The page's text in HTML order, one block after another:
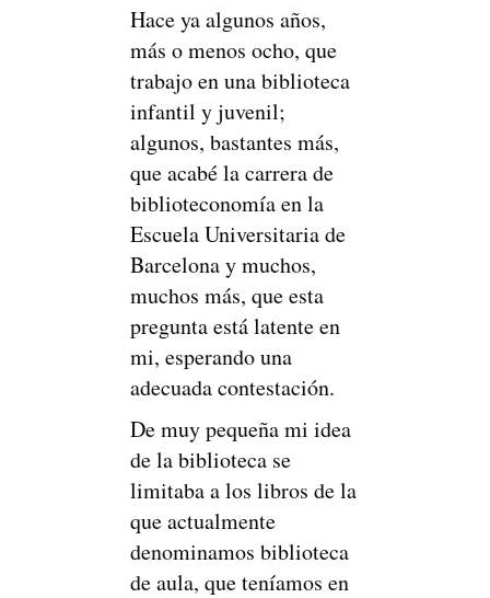
Hace ya algunos años,
más o menos ocho, que
trabajo en una biblioteca
infantil y juvenil;
algunos, bastantes más,
que acabé la carrera de
biblioteconomía en la
Escuela Universitaria de
Barcelona y muchos,
muchos más, que esta
pregunta está latente en
mi, esperando una
adecuada contestación.
De muy pequeña mi idea
de la biblioteca se
limitaba a los libros de la
que actualmente
denominamos biblioteca
de aula, que teníamos en